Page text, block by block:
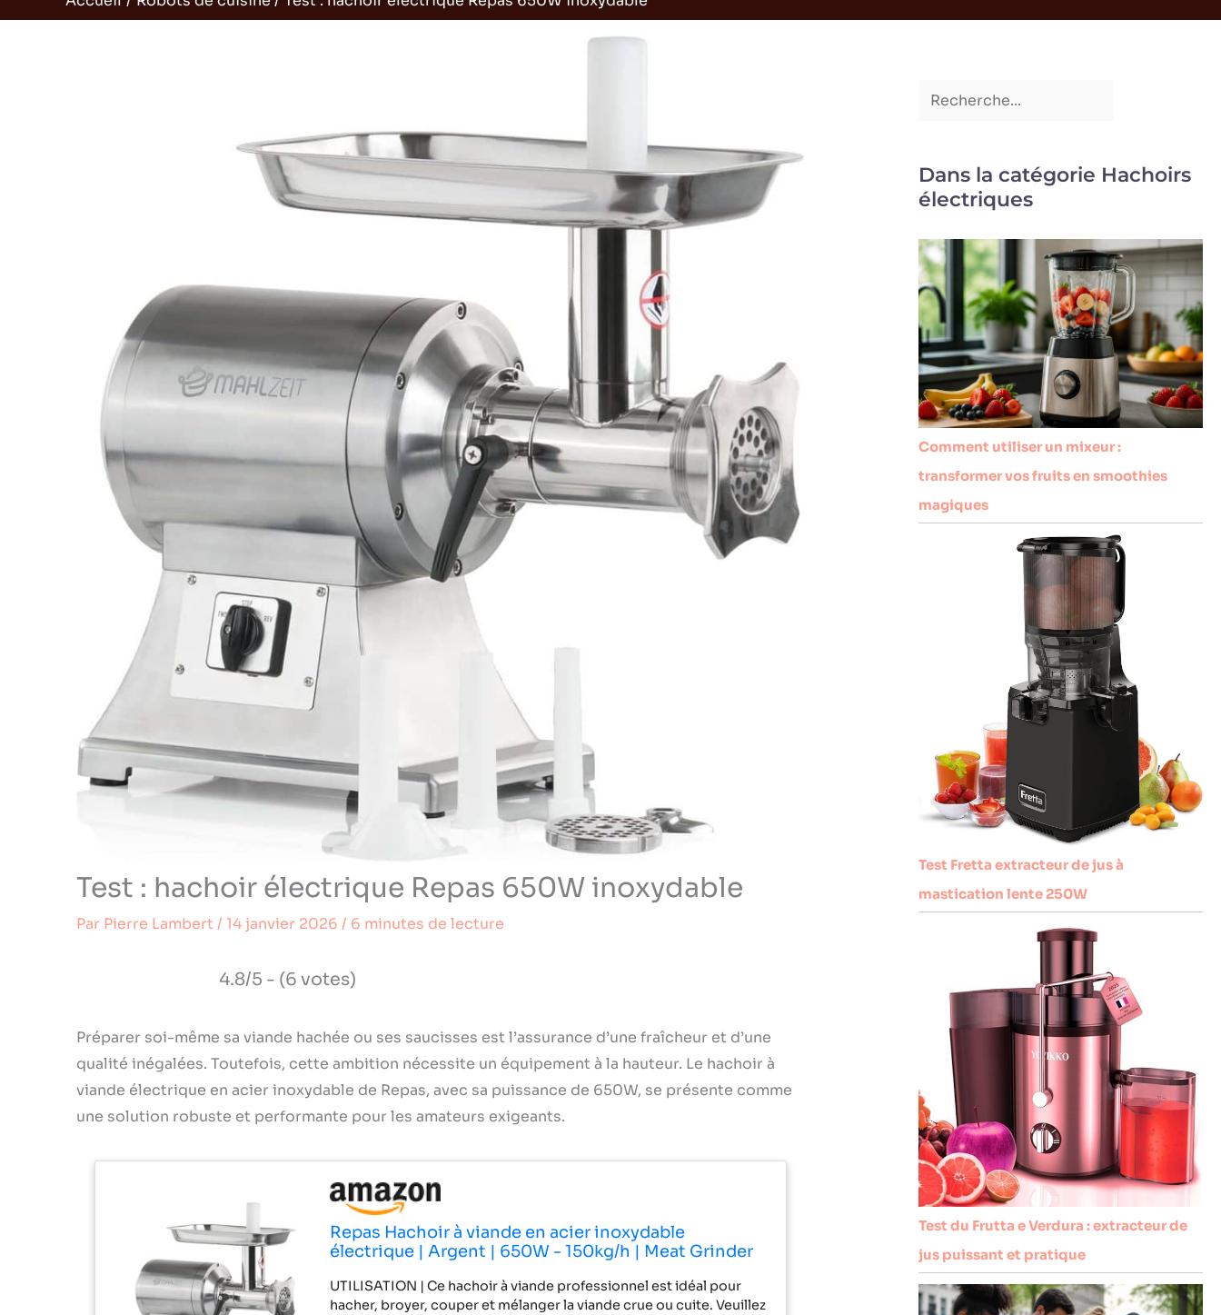
Test : hachoir électrique Repas 650W inoxydable
Par Pierre Lambert / 14 janvier 2026 / 6 minutes de lecture
4.8/5 - (6 votes)
Préparer soi-même sa viande hachée ou ses saucisses est l’assurance d’une fraîcheur et d’une
qualité inégalées. Toutefois, cette ambition nécessite un équipement à la hauteur. Le hachoir à
viande électrique en acier inoxydable de Repas, avec sa puissance de 650W, se présente comme
une solution robuste et performante pour les amateurs exigeants.
Repas Hachoir à viande en acier inoxydable
électrique | Argent | 650W - 150kg/h | Meat Grinder
Cutter à viande
UTILISATION | Ce hachoir à viande professionnel est idéal pour
hacher, broyer, couper et mélanger la viande crue ou cuite. Veuillez
Dans la catégorie Hachoirs
électriques
Comment utiliser un mixeur :
transformer vos fruits en smoothies
magiques
Test Fretta extracteur de jus à
mastication lente 250W
Test du Frutta e Verdura : extracteur de
jus puissant et pratique